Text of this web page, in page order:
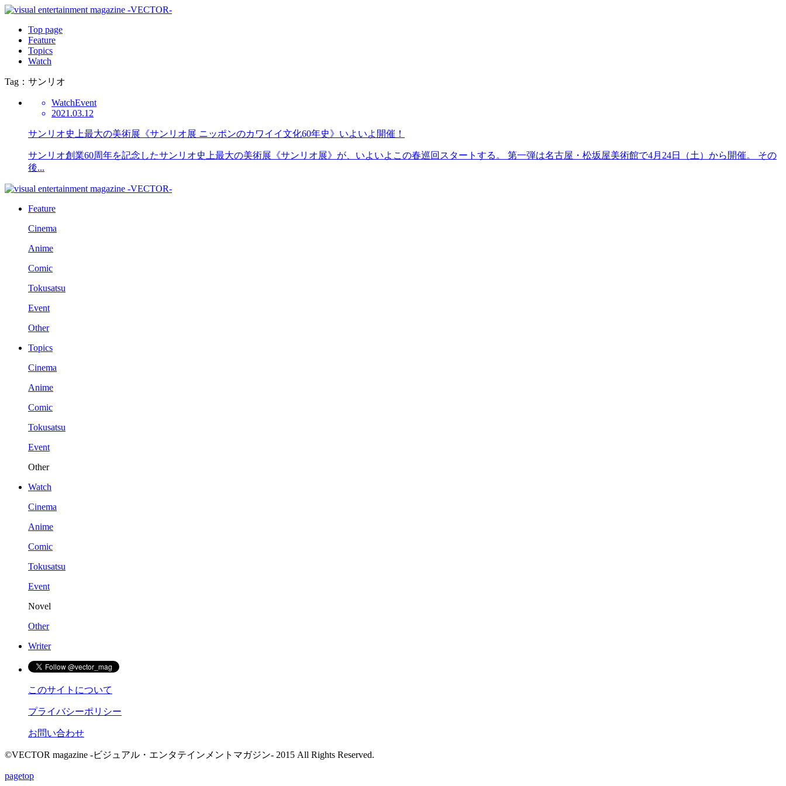
Top page
Feature
Topics
Watch
Tag：サンリオ
WatchEvent
2021.03.12
サンリオ史上最大の美術展《サンリオ展 ニッポンのカワイイ文化60年史》いよいよ開催！
サンリオ創業60周年を記念したサンリオ史上最大の美術展《サンリオ展》が、いよいよこの春巡回スタートする。 第一弾は名古屋・松坂屋美術館で4月24日（土）から開催。 その
後...
Feature
Cinema
Anime
Comic
Tokusatsu
Event
Other
Topics
Cinema
Anime
Comic
Tokusatsu
Event
Other
Watch
Cinema
Anime
Comic
Tokusatsu
Event
Novel
Other
Writer
このサイトについて
プライバシーポリシー
お問い合わせ
©VECTOR magazine -ビジュアル・エンタテインメントマガジン- 2015 All Rights Reserved.
pagetop